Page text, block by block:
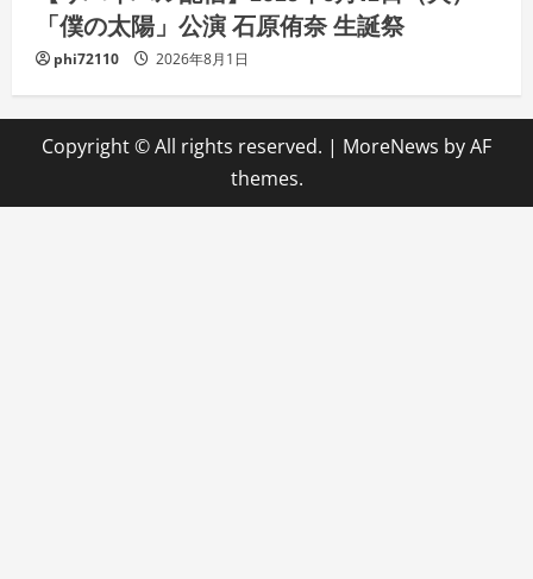
「僕の太陽」公演 石原侑奈 生誕祭
phi72110 2026年8月1日
Copyright © All rights reserved. | MoreNews by AF
themes.